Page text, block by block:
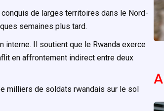
de larges territoires dans le Nord-
semaines plus tard.
interne. Il soutient que le Rwanda exerce
en affrontement indirect entre deux
milliers de soldats rwandais sur le sol